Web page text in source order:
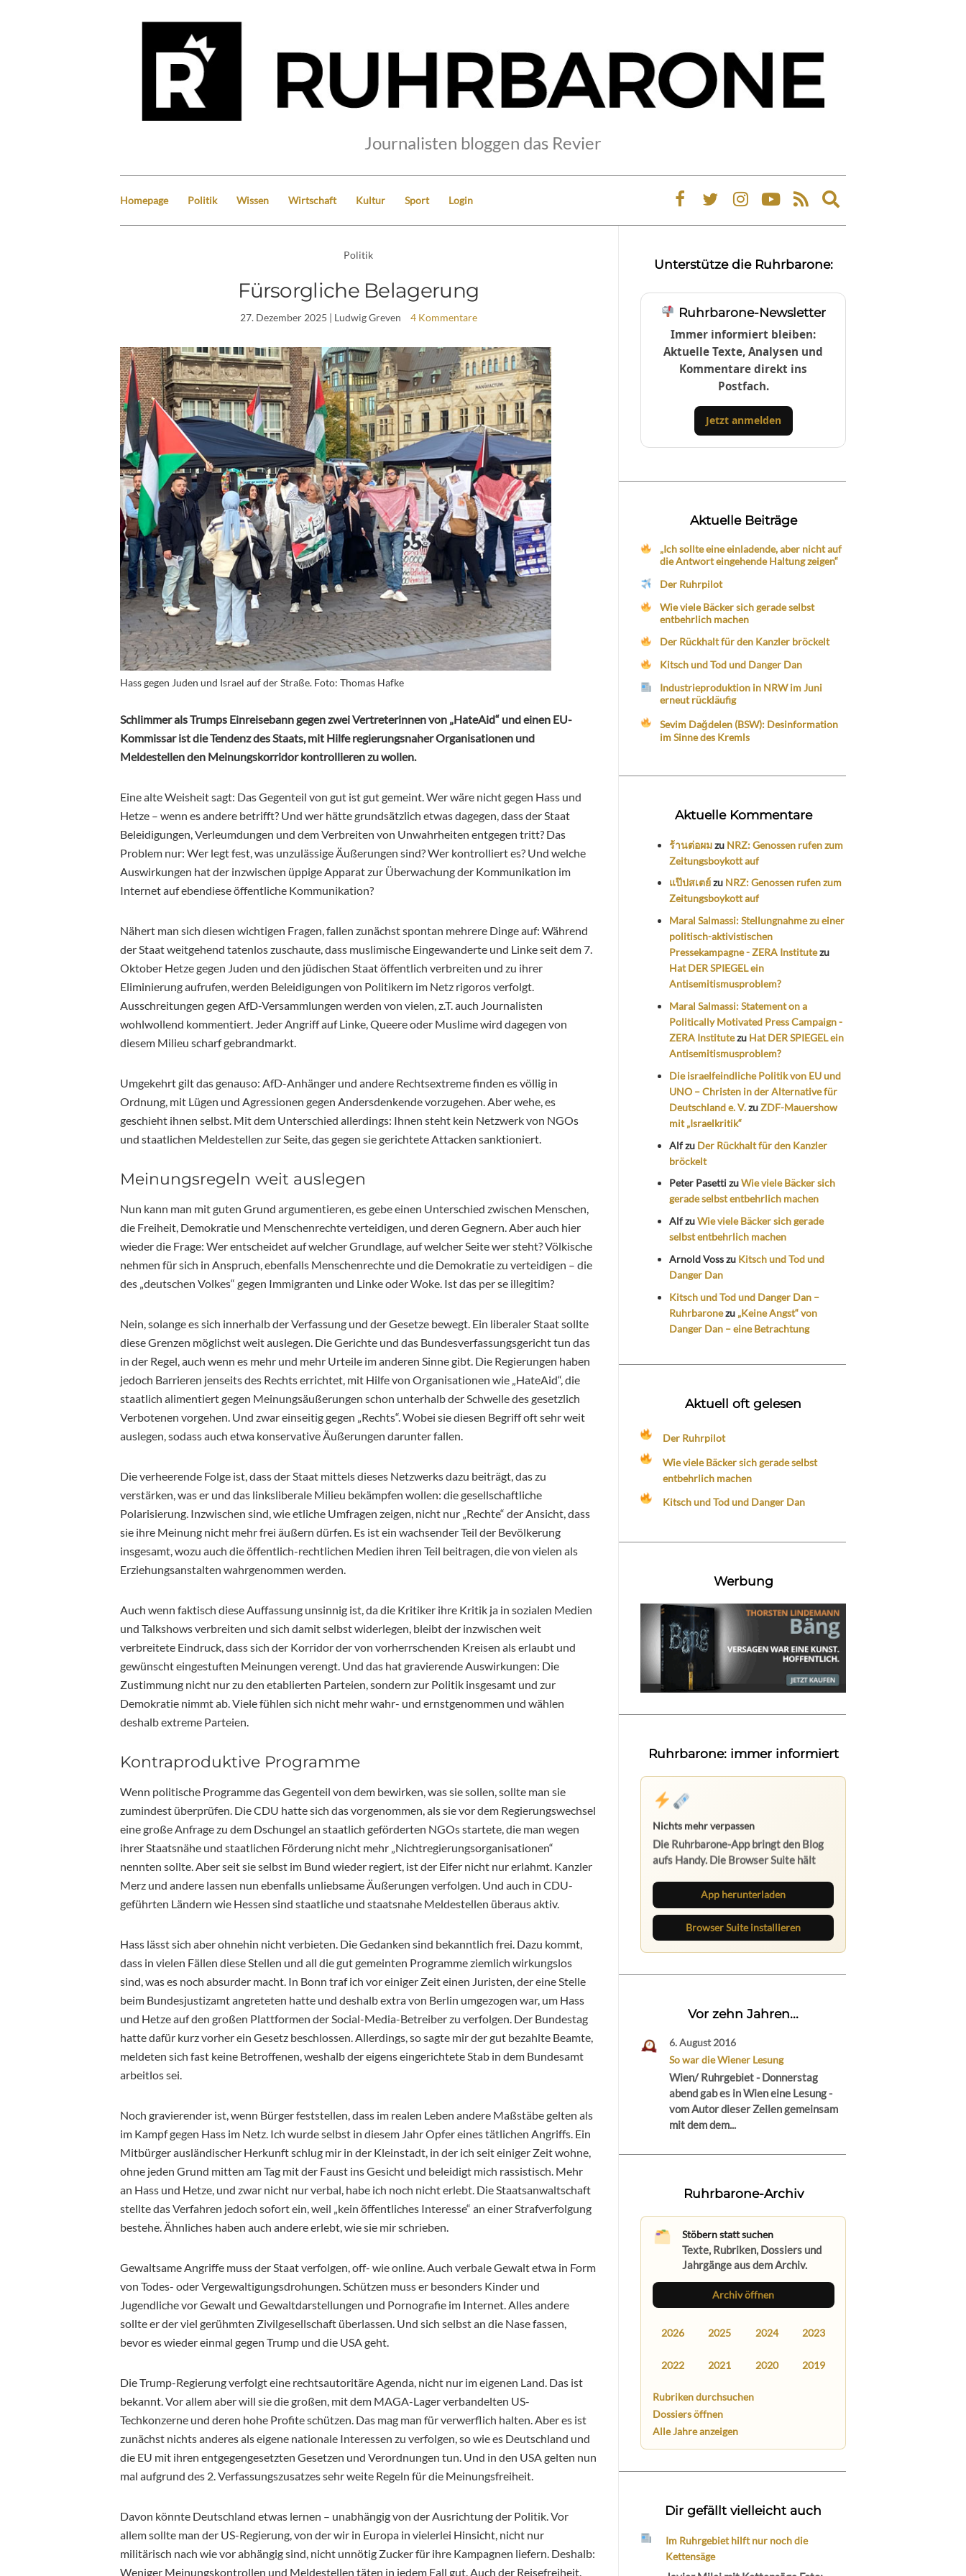
Journalisten bloggen das Revier
Homepage Politik Wissen Wirtschaft Kultur Sport Login
Expand
search
Politik
Fürsorgliche Belagerung
27. Dezember 2025 | Ludwig Greven 4 Kommentare
Hass gegen Juden und Israel auf der Straße. Foto: Thomas Hafke
Schlimmer als Trumps Einreisebann gegen zwei Vertreterinnen von „HateAid“ und einen EU-
Kommissar ist die Tendenz des Staats, mit Hilfe regierungsnaher Organisationen und
Meldestellen den Meinungskorridor kontrollieren zu wollen.
Eine alte Weisheit sagt: Das Gegenteil von gut ist gut gemeint. Wer wäre nicht gegen Hass und
Hetze – wenn es andere betrifft? Und wer hätte grundsätzlich etwas dagegen, dass der Staat
Beleidigungen, Verleumdungen und dem Verbreiten von Unwahrheiten entgegen tritt? Das
Problem nur: Wer legt fest, was unzulässige Äußerungen sind? Wer kontrolliert es? Und welche
Auswirkungen hat der inzwischen üppige Apparat zur Überwachung der Kommunikation im
Internet auf ebendiese öffentliche Kommunikation?
Nähert man sich diesen wichtigen Fragen, fallen zunächst spontan mehrere Dinge auf: Während
der Staat weitgehend tatenlos zuschaute, dass muslimische Eingewanderte und Linke seit dem 7.
Oktober Hetze gegen Juden und den jüdischen Staat öffentlich verbreiten und zu ihrer
Eliminierung aufrufen, werden Beleidigungen von Politikern im Netz rigoros verfolgt.
Ausschreitungen gegen AfD-Versammlungen werden von vielen, z.T. auch Journalisten
wohlwollend kommentiert. Jeder Angriff auf Linke, Queere oder Muslime wird dagegen von
diesem Milieu scharf gebrandmarkt.
Umgekehrt gilt das genauso: AfD-Anhänger und andere Rechtsextreme finden es völlig in
Ordnung, mit Lügen und Agressionen gegen Andersdenkende vorzugehen. Aber wehe, es
geschieht ihnen selbst. Mit dem Unterschied allerdings: Ihnen steht kein Netzwerk von NGOs
und staatlichen Meldestellen zur Seite, das gegen sie gerichtete Attacken sanktioniert.
Meinungsregeln weit auslegen
Nun kann man mit guten Grund argumentieren, es gebe einen Unterschied zwischen Menschen,
die Freiheit, Demokratie und Menschenrechte verteidigen, und deren Gegnern. Aber auch hier
wieder die Frage: Wer entscheidet auf welcher Grundlage, auf welcher Seite wer steht? Völkische
nehmen für sich in Anspruch, ebenfalls Menschenrechte und die Demokratie zu verteidigen – die
des „deutschen Volkes“ gegen Immigranten und Linke oder Woke. Ist das per se illegitim?
Nein, solange es sich innerhalb der Verfassung und der Gesetze bewegt. Ein liberaler Staat sollte
diese Grenzen möglichst weit auslegen. Die Gerichte und das Bundesverfassungsgericht tun das
in der Regel, auch wenn es mehr und mehr Urteile im anderen Sinne gibt. Die Regierungen haben
jedoch Barrieren jenseits des Rechts errichtet, mit Hilfe von Organisationen wie „HateAid“, die
staatlich alimentiert gegen Meinungsäußerungen schon unterhalb der Schwelle des gesetzlich
Verbotenen vorgehen. Und zwar einseitig gegen „Rechts“. Wobei sie diesen Begriff oft sehr weit
auslegen, sodass auch etwa konservative Äußerungen darunter fallen.
Die verheerende Folge ist, dass der Staat mittels dieses Netzwerks dazu beiträgt, das zu
verstärken, was er und das linksliberale Milieu bekämpfen wollen: die gesellschaftliche
Polarisierung. Inzwischen sind, wie etliche Umfragen zeigen, nicht nur „Rechte“ der Ansicht, dass
sie ihre Meinung nicht mehr frei äußern dürfen. Es ist ein wachsender Teil der Bevölkerung
insgesamt, wozu auch die öffentlich-rechtlichen Medien ihren Teil beitragen, die von vielen als
Erziehungsanstalten wahrgenommen werden.
Auch wenn faktisch diese Auffassung unsinnig ist, da die Kritiker ihre Kritik ja in sozialen Medien
und Talkshows verbreiten und sich damit selbst widerlegen, bleibt der inzwischen weit
verbreitete Eindruck, dass sich der Korridor der von vorherrschenden Kreisen als erlaubt und
gewünscht eingestuften Meinungen verengt. Und das hat gravierende Auswirkungen: Die
Zustimmung nicht nur zu den etablierten Parteien, sondern zur Politik insgesamt und zur
Demokratie nimmt ab. Viele fühlen sich nicht mehr wahr- und ernstgenommen und wählen
deshalb extreme Parteien.
Kontraproduktive Programme
Wenn politische Programme das Gegenteil von dem bewirken, was sie sollen, sollte man sie
zumindest überprüfen. Die CDU hatte sich das vorgenommen, als sie vor dem Regierungswechsel
eine große Anfrage zu dem Dschungel an staatlich geförderten NGOs startete, die man wegen
ihrer Staatsnähe und staatlichen Förderung nicht mehr „Nichtregierungsorganisationen“
nennten sollte. Aber seit sie selbst im Bund wieder regiert, ist der Eifer nicht nur erlahmt. Kanzler
Merz und andere lassen nun ebenfalls unliebsame Äußerungen verfolgen. Und auch in CDU-
geführten Ländern wie Hessen sind staatliche und staatsnahe Meldestellen überaus aktiv.
Hass lässt sich aber ohnehin nicht verbieten. Die Gedanken sind bekanntlich frei. Dazu kommt,
dass in vielen Fällen diese Stellen und all die gut gemeinten Programme ziemlich wirkungslos
sind, was es noch absurder macht. In Bonn traf ich vor einiger Zeit einen Juristen, der eine Stelle
beim Bundesjustizamt angreteten hatte und deshalb extra von Berlin umgezogen war, um Hass
und Hetze auf den großen Plattformen der Social-Media-Betreiber zu verfolgen. Der Bundestag
hatte dafür kurz vorher ein Gesetz beschlossen. Allerdings, so sagte mir der gut bezahlte Beamte,
meldeten sich fast keine Betroffenen, weshalb der eigens eingerichtete Stab in dem Bundesamt
arbeitlos sei.
Noch gravierender ist, wenn Bürger feststellen, dass im realen Leben andere Maßstäbe gelten als
im Kampf gegen Hass im Netz. Ich wurde selbst in diesem Jahr Opfer eines tätlichen Angriffs. Ein
Mitbürger ausländischer Herkunft schlug mir in der Kleinstadt, in der ich seit einiger Zeit wohne,
ohne jeden Grund mitten am Tag mit der Faust ins Gesicht und beleidigt mich rassistisch. Mehr
an Hass und Hetze, und zwar nicht nur verbal, habe ich noch nicht erlebt. Die Staatsanwaltschaft
stellte das Verfahren jedoch sofort ein, weil „kein öffentliches Interesse“ an einer Strafverfolgung
bestehe. Ähnliches haben auch andere erlebt, wie sie mir schrieben.
Gewaltsame Angriffe muss der Staat verfolgen, off- wie online. Auch verbale Gewalt etwa in Form
von Todes- oder Vergewaltigungsdrohungen. Schützen muss er besonders Kinder und
Jugendliche vor Gewalt und Gewaltdarstellungen und Pornografie im Internet. Alles andere
sollte er der viel gerühmten Zivilgesellschaft überlassen. Und sich selbst an die Nase fassen,
bevor es wieder einmal gegen Trump und die USA geht.
Die Trump-Regierung verfolgt eine rechtsautoritäre Agenda, nicht nur im eigenen Land. Das ist
bekannt. Vor allem aber will sie die großen, mit dem MAGA-Lager verbandelten US-
Techkonzerne und deren hohe Profite schützen. Das mag man für verwerflich halten. Aber es ist
zunächst nichts anderes als eigene nationale Interessen zu verfolgen, so wie es Deutschland und
die EU mit ihren entgegengesetzten Gesetzen und Verordnungen tun. Und in den USA gelten nun
mal aufgrund des 2. Verfassungszusatzes sehr weite Regeln für die Meinungsfreiheit.
Davon könnte Deutschland etwas lernen – unabhängig von der Ausrichtung der Politik. Vor
allem sollte man der US-Regierung, von der wir in Europa in vielerlei Hinsicht, nicht nur
militärisch nach wie vor abhängig sind, nicht unnötig Zucker für ihre Kampagnen liefern. Deshalb:
Weniger Meinungskontrollen und Meldestellen täten in jedem Fall gut. Auch der Reisefreiheit.
Unterstütze die Ruhrbarone:
Ruhrbarone-Newsletter
Immer informiert bleiben:
Aktuelle Texte, Analysen und
Kommentare direkt ins
Postfach.
Jetzt anmelden
Aktuelle Beiträge
„Ich sollte eine einladende, aber nicht auf
die Antwort eingehende Haltung zeigen“
Der Ruhrpilot
Wie viele Bäcker sich gerade selbst
entbehrlich machen
Der Rückhalt für den Kanzler bröckelt
Kitsch und Tod und Danger Dan
Industrieproduktion in NRW im Juni
erneut rückläufig
Sevim Dağdelen (BSW): Desinformation
im Sinne des Kremls
Aktuelle Kommentare
ร้านต่อผมzu NRZ: Genossen rufen zum
Zeitungsboykott auf
แป๊ปสเตย์zu NRZ: Genossen rufen zum
Zeitungsboykott auf
Maral Salmassi: Stellungnahme zu einer
politisch-aktivistischen
Pressekampagne - ZERA Institutezu
Hat DER SPIEGEL ein
Antisemitismusproblem?
Maral Salmassi: Statement on a
Politically Motivated Press Campaign -
ZERA Institutezu Hat DER SPIEGEL ein
Antisemitismusproblem?
Die israelfeindliche Politik von EU und
UNO – Christen in der Alternative für
Deutschland e. V.zuZDF-Mauershow
mit „Israelkritik“
Alfzu Der Rückhalt für den Kanzler
bröckelt
Peter PasettizuWie viele Bäcker sich
gerade selbst entbehrlich machen
AlfzuWie viele Bäcker sich gerade
selbst entbehrlich machen
Arnold Vosszu Kitsch und Tod und
Danger Dan
Kitsch und Tod und Danger Dan –
Ruhrbaronezu „Keine Angst“ von
Danger Dan – eine Betrachtung
Aktuell oft gelesen
Der Ruhrpilot
Wie viele Bäcker sich gerade selbst
entbehrlich machen
Kitsch und Tod und Danger Dan
Werbung
Ruhrbarone: immer informiert
Nichts mehr verpassen
Die Ruhrbarone-App bringt den Blog
aufs Handy. Die Browser Suite hält
App herunterladen
Browser Suite installieren
Vor zehn Jahren...
6. August 2016
So war die Wiener Lesung
Wien/ Ruhrgebiet - Donnerstag
abend gab es in Wien eine Lesung -
vom Autor dieser Zeilen gemeinsam
mit dem dem...
Ruhrbarone-Archiv
Stöbern statt suchen
Texte, Rubriken, Dossiers und
Jahrgänge aus dem Archiv.
Archiv öffnen
2026 2025 2024 2023
2022 2021 2020 2019
Rubriken durchsuchen
Dossiers öffnen
Alle Jahre anzeigen
Dir gefällt vielleicht auch
Im Ruhrgebiet hilft nur noch die
Kettensäge